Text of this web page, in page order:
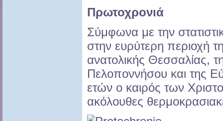
Πρωτοχρονιά
Σύμφωνα με την
στην ευρύτερη περιοχή
ανατολικής Θεσσαλίας,
Πελοποννήσου και της
ετών ο καιρός των
ακόλουθες